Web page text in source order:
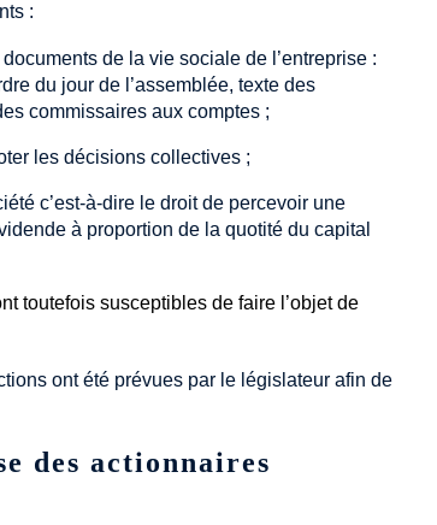
:
de la vie sociale de l’entreprise :
du jour de l’assemblée, texte des
commissaires aux comptes ;
les décisions collectives ;
c’est-à-dire le droit de percevoir une
à proportion de la quotité du capital
toutefois susceptibles de faire l’objet de
ont été prévues par le législateur afin de
des actionnaires